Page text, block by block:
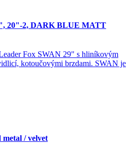
20"-2, DARK BLUE MATT
Fox SWAN 29" s hliníkovým
kotoučovými brzdami. SWAN je
/ velvet